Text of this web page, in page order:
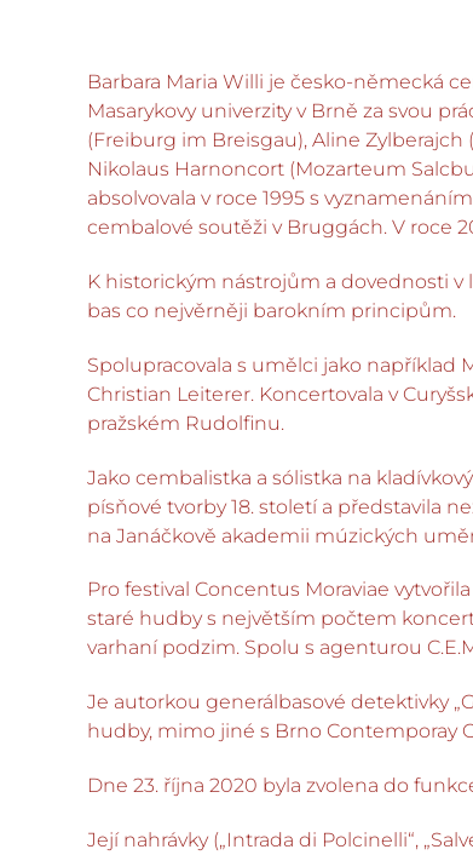
Barbara Maria Willi je česko-německá
Masarykovy univerzity v Brně za svou
(Freiburg im Breisgau), Aline
Nikolaus Harnoncort (Mozarteum
absolvovala v roce 1995 s
cembalové soutěži v Bruggách. V roce
K historickým nástrojům a dovednosti v
bas co nejvěrněji barokním principům.
Spolupracovala s umělci jako například
Christian Leiterer. Koncertovala v
pražském Rudolfinu.
Jako cembalistka a sólistka na
písňové tvorby 18. století a představila
na Janáčkově akademii múzických
Pro festival Concentus Moraviae
staré hudby s největším počtem
varhaní podzim. Spolu s agenturou
Je autorkou generálbasové detektivky
hudby, mimo jiné s Brno Contemporay
Dne 23. října 2020 byla zvolena do
Její nahrávky („Intrada di Polcinelli“,